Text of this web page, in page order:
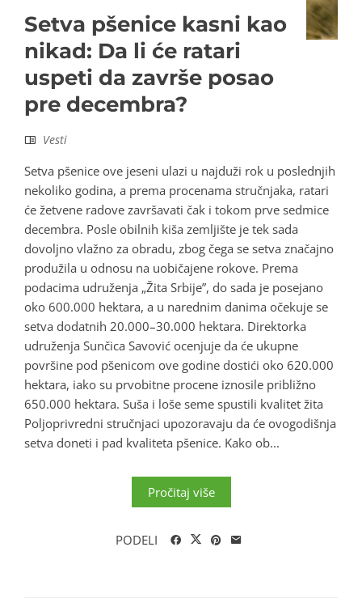
Setva pšenice kasni kao
nikad: Da li će ratari
uspeti da završe posao
pre decembra?
Vesti
Setva pšenice ove jeseni ulazi u najduži rok u poslednjih
nekoliko godina, a prema procenama stručnjaka, ratari
će žetvene radove završavati čak i tokom prve sedmice
decembra. Posle obilnih kiša zemljište je tek sada
dovoljno vlažno za obradu, zbog čega se setva značajno
produžila u odnosu na uobičajene rokove. Prema
podacima udruženja „Žita Srbije”, do sada je posejano
oko 600.000 hektara, a u narednim danima očekuje se
setva dodatnih 20.000–30.000 hektara. Direktorka
udruženja Sunčica Savović ocenjuje da će ukupne
površine pod pšenicom ove godine dostići oko 620.000
hektara, iako su prvobitne procene iznosile približno
650.000 hektara. Suša i loše seme spustili kvalitet žita
Poljoprivredni stručnjaci upozoravaju da će ovogodišnja
setva doneti i pad kvaliteta pšenice. Kako ob...
Pročitaj više
PODELI